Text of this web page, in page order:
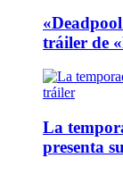
tráiler de
La
presenta